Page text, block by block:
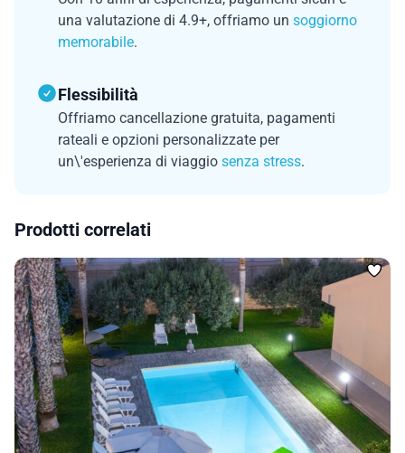
una valutazione di 4.9+, offriamo un soggiorno
memorabile.
Flessibilità
Offriamo cancellazione gratuita, pagamenti
rateali e opzioni personalizzate per
un\'esperienza di viaggio senza stress.
Prodotti correlati